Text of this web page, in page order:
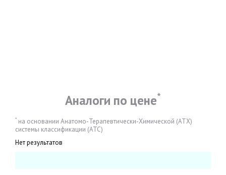
Аналоги по цене*
* на основании Анатомо-Терапевтически-Химической (АТХ)
системы классификации (АТС)
Нет результатов